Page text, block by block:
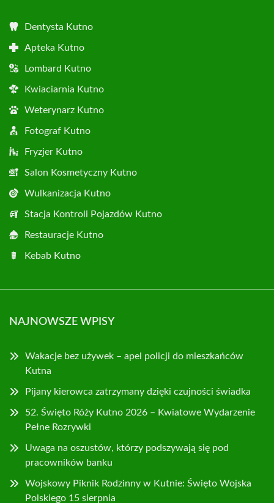
Dentysta Kutno
Apteka Kutno
Lombard Kutno
Kwiaciarnia Kutno
Weterynarz Kutno
Fotograf Kutno
Fryzjer Kutno
Salon Kosmetyczny Kutno
Wulkanizacja Kutno
Stacja Kontroli Pojazdów Kutno
Restauracje Kutno
Kebab Kutno
NAJNOWSZE WPISY
Wakacje bez używek – apel policji do mieszkańców
Kutna
Pijany kierowca zatrzymany dzięki czujności świadka
52. Święto Róży Kutno 2026 – Kwiatowe Wydarzenie
Pełne Rozrywki
Uwaga na oszustów, którzy podszywają się pod
pracowników banku
Wojskowy Piknik Rodzinny w Kutnie: Święto Wojska
Polskiego 15 sierpnia